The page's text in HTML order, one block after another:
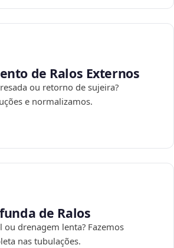
de Ralos Externos
ou retorno de sujeira?
e normalizamos.
de Ralos
ou drenagem lenta? Fazemos
nas tubulações.